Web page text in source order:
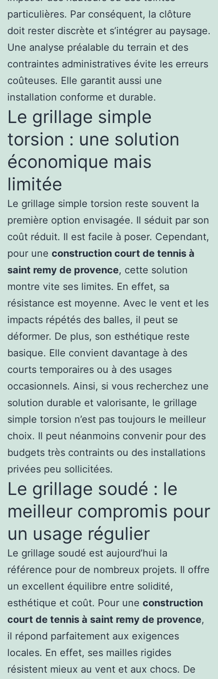
particulières. Par conséquent, la clôture
doit rester discrète et s’intégrer au paysage.
Une analyse préalable du terrain et des
contraintes administratives évite les erreurs
coûteuses. Elle garantit aussi une
installation conforme et durable.
Le grillage simple
torsion : une solution
économique mais
limitée
Le grillage simple torsion reste souvent la
première option envisagée. Il séduit par son
coût réduit. Il est facile à poser. Cependant,
pour une construction court de tennis à
saint remy de provence, cette solution
montre vite ses limites. En effet, sa
résistance est moyenne. Avec le vent et les
impacts répétés des balles, il peut se
déformer. De plus, son esthétique reste
basique. Elle convient davantage à des
courts temporaires ou à des usages
occasionnels. Ainsi, si vous recherchez une
solution durable et valorisante, le grillage
simple torsion n’est pas toujours le meilleur
choix. Il peut néanmoins convenir pour des
budgets très contraints ou des installations
privées peu sollicitées.
Le grillage soudé : le
meilleur compromis pour
un usage régulier
Le grillage soudé est aujourd’hui la
référence pour de nombreux projets. Il offre
un excellent équilibre entre solidité,
esthétique et coût. Pour une construction
court de tennis à saint remy de provence,
il répond parfaitement aux exigences
locales. En effet, ses mailles rigides
résistent mieux au vent et aux chocs. De